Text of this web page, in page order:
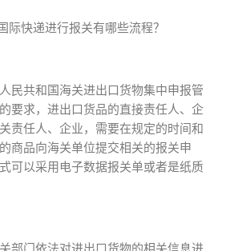
际快递进行报关有哪些流程？
民共和国海关进出口货物集中申报管
要求，进出口货品的直接责任人、企
责任人、企业，需要在规定的时间和
商品向海关单位提交相关的报关申
可以采用电子数据报关单或者是纸质